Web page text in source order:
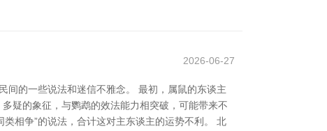
2026-06-27
间的一些说法和迷信不雅念。 最初，属鼠的东谈主
疑的象征，与鹦鹉的效法能力相突破，可能带来不
相争”的说法，合计这对主东谈主的运势不利。 北